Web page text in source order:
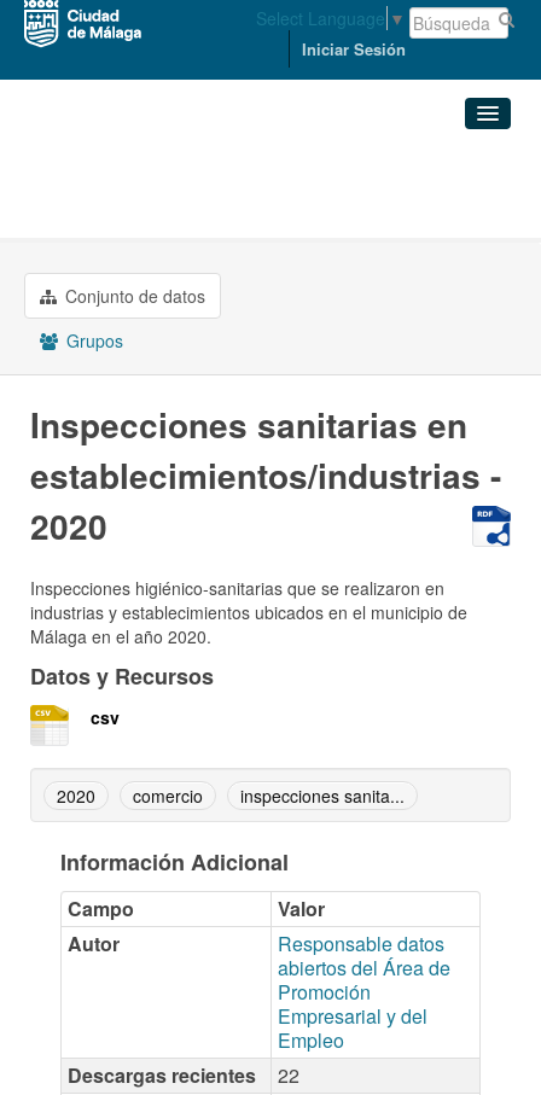
Select Language ▼
Iniciar Sesión
Grupos
Acerca de
Conjunto de datos
Grupos
Inspecciones sanitarias en
establecimientos/industrias -
2020
Inspecciones higiénico-sanitarias que se realizaron en
industrias y establecimientos ubicados en el municipio de
Málaga en el año 2020.
Datos y Recursos
csv
2020 comercio inspecciones sanita...
Información Adicional
Campo
Valor
Autor
Responsable datos
abiertos del Área de
Promoción
Empresarial y del
Empleo
Descargas recientes
22